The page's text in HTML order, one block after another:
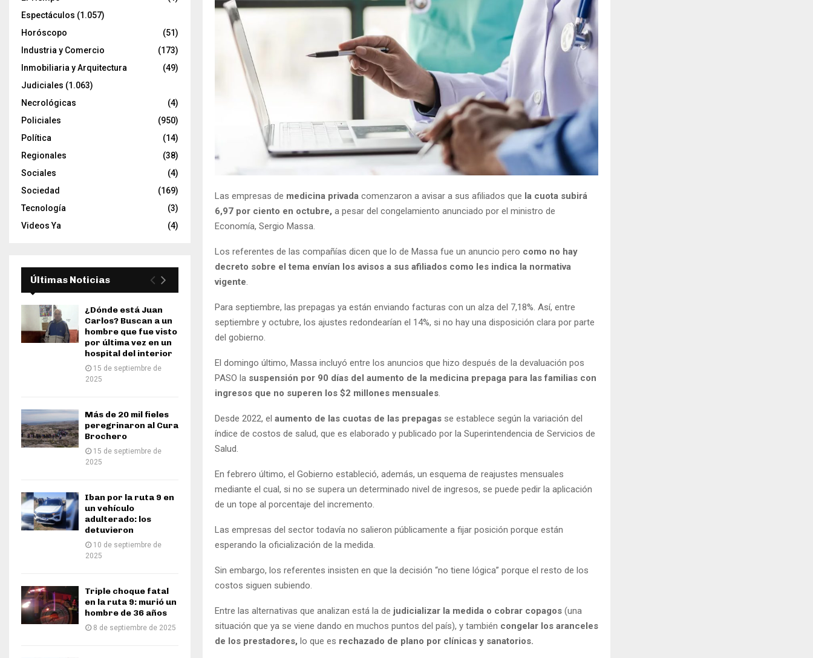
Las empresas de medicina privada comenzaron a avisar a sus afiliados que la cuota subirá
6,97 por ciento en octubre, a pesar del congelamiento anunciado por el ministro de
Economía, Sergio Massa.
Los referentes de las compañías dicen que lo de Massa fue un anuncio pero como no hay
decreto sobre el tema envían los avisos a sus afiliados como les indica la normativa
vigente.
Para septiembre, las prepagas ya están enviando facturas con un alza del 7,18%. Así, entre
septiembre y octubre, los ajustes redondearían el 14%, si no hay una disposición clara por parte
del gobierno.
El domingo último, Massa incluyó entre los anuncios que hizo después de la devaluación pos
PASO la suspensión por 90 días del aumento de la medicina prepaga para las familias con
ingresos que no superen los $2 millones mensuales.
Desde 2022, el aumento de las cuotas de las prepagas se establece según la variación del
índice de costos de salud, que es elaborado y publicado por la Superintendencia de Servicios de
Salud.
En febrero último, el Gobierno estableció, además, un esquema de reajustes mensuales
mediante el cual, si no se supera un determinado nivel de ingresos, se puede pedir la aplicación
de un tope al porcentaje del incremento.
Las empresas del sector todavía no salieron públicamente a fijar posición porque están
esperando la oficialización de la medida.
Sin embargo, los referentes insisten en que la decisión “no tiene lógica” porque el resto de los
costos siguen subiendo.
Entre las alternativas que analizan está la de judicializar la medida o cobrar copagos (una
situación que ya se viene dando en muchos puntos del país), y también congelar los aranceles
de los prestadores, lo que es rechazado de plano por clínicas y sanatorios.
Espectáculos (1.057)
Horóscopo
(51)
Industria y Comercio
(173)
Inmobiliaria y Arquitectura
(49)
Judiciales (1.063)
Necrológicas
(4)
Policiales
(950)
Política
(14)
Regionales
(38)
Sociales
(4)
Sociedad
(169)
Tecnología
(3)
Videos Ya
(4)
Últimas Noticias
¿Dónde está Juan
Carlos? Buscan a un
hombre que fue visto
por última vez en un
hospital del interior
15 de septiembre de
2025
Más de 20 mil fieles
peregrinaron al Cura
Brochero
15 de septiembre de
2025
Iban por la ruta 9 en
un vehículo
adulterado: los
detuvieron
10 de septiembre de
2025
Triple choque fatal
en la ruta 9: murió un
hombre de 36 años
8 de septiembre de 2025